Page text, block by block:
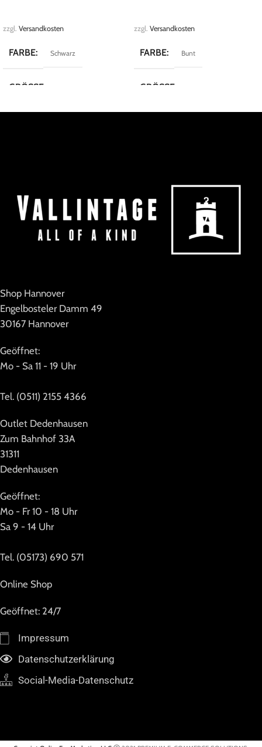
zzgl. Versandkosten
FARBE Schwarz
GRÖSSE
zzgl. Versandkosten
FARBE Bunt
GRÖSSE
Shop Hannover
Engelbosteler Damm 49
30167 Hannover
Geöffnet:
Mo - Sa 11 - 19 Uhr
Tel. (0511) 2155 4366
Outlet Dedenhausen
Zum Bahnhof 33A
31311
Dedenhausen
Geöffnet:
Mo - Fr 10 - 18 Uhr
Sa 9 - 14 Uhr
Tel. (05173) 690 571
Online Shop
Geöffnet: 24/7
Impressum
Datenschutzerklärung
Social-Media-Datenschutz